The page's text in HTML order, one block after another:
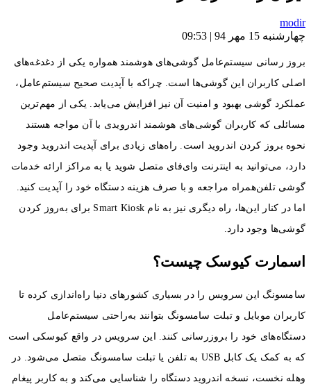
modir
چهارشنبه 15 مهر 94 | 09:53
بروز رسانی سیستم‌عامل گوشی‌های هوشمند همواره یکی از دغدغه‌های
اصلی کاربران این گوشی‌ها است. چراکه با آپدیت صحیح سیستم‌عامل،
عملکرد گوشی بهبود و امنیت آن نیز افزایش می‌یابد. یکی از مهم‌ترین
مسائلی که کاربران گوشی‌های هوشمند اندرویدی با آن مواجه هستند
نحوه بروز کردن اندروید است. راه‌های زیادی برای آپدیت اندروید وجود
دارد، می‌توانید به اینترنت وای‌فای متصل شوید یا به مراکز ارائه خدمات
گوشی تلفن‌همراه مراجعه و با صرف هزینه دستگاه خود را آپدیت کنید.
اما در کنار این‌ها، راه دیگری نیز به نام Smart Kiosk برای به‌روز کردن
گوشی‌ها وجود دارد.
اسمارت کیوسک چیست؟
سامسونگ این سرویس را در بسیاری کشورهای دنیا راه‌اندازی کرده تا
کاربران موبایل و تبلت سامسونگ بتوانند به‌راحتی سیستم‌عامل
دستگاه‌های خود را بروزرسانی کنند. این سرویس در واقع کیوسکی است
که به کمک یک کابل USB به تلفن یا تبلت سامسونگ متصل می‌شود. در
وهله نخست، نسخه اندروید دستگاه را شناسایی می‌کند و به کاربر پیغام